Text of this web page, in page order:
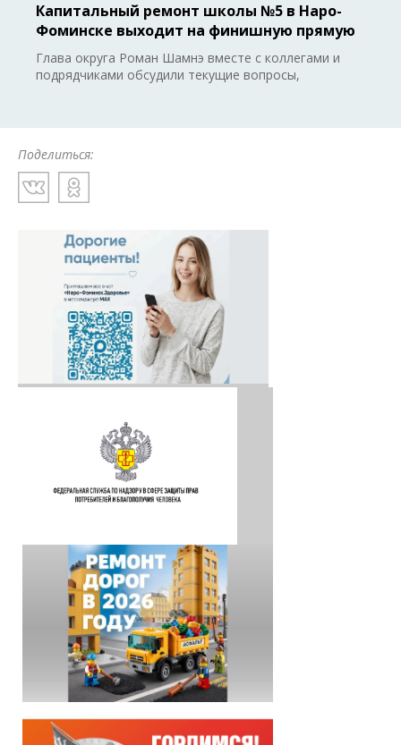
Капитальный ремонт школы №5 в Наро-
Фоминске выходит на финишную прямую
Глава округа Роман Шамнэ вместе с коллегами и
подрядчиками обсудили текущие вопросы,
Поделиться: